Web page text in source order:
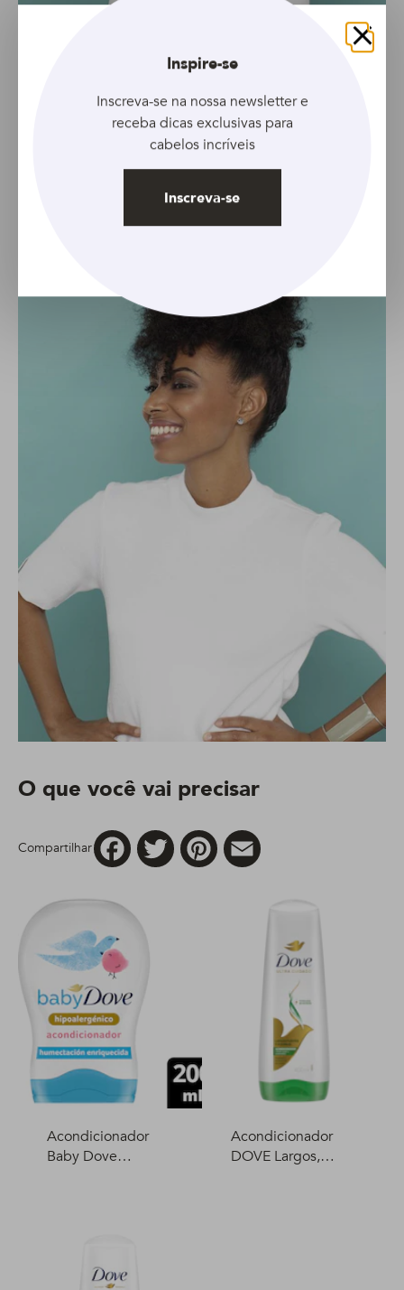
Coque abacaxi com franja pronto!
Seu coque abacaxi com franja está finalizado! Viu como
foi fácil? Por deixar os fios longe da nuca, ele é um
penteado perfeito para dias de calor. Também pode ser
uma excelente opção para uma festa despojada. Que tal?
O que você vai precisar
Compartilhar
FacebookTwitter Pinterest
Acondicionador
Baby Dove
Acondicionador
DOVE Largos,
Fechar
Inspire-se
Inscreva-se na nossa newsletter e
receba dicas exclusivas para
cabelos incríveis
Inscreva-se